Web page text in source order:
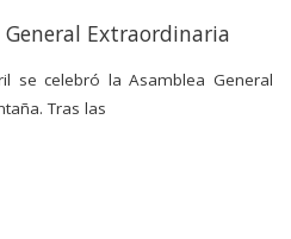
Extraordinaria
se celebró la Asamblea General
Tras las